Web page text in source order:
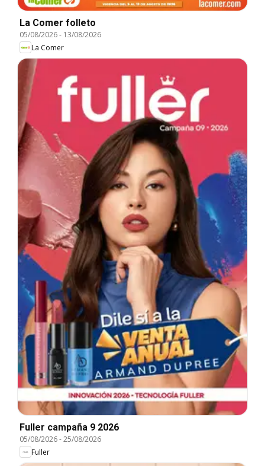
La Comer folleto
05/08/2026- 13/08/2026
La Comer
Fuller campaña 9 2026
05/08/2026-25/08/2026
Fuller